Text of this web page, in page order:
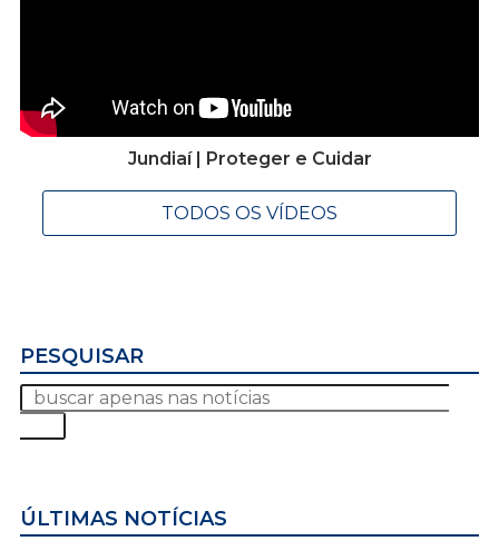
Jundiaí | Proteger e Cuidar
TODOS OS VÍDEOS
PESQUISAR
ÚLTIMAS NOTÍCIAS